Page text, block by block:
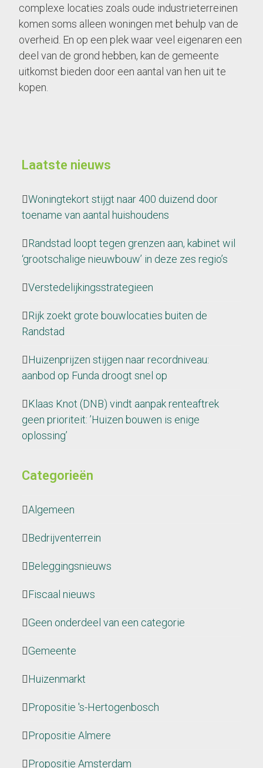
complexe locaties zoals oude industrieterreinen
komen soms alleen woningen met behulp van de
overheid. En op een plek waar veel eigenaren een
deel van de grond hebben, kan de gemeente
uitkomst bieden door een aantal van hen uit te
kopen.
Laatste nieuws
Woningtekort stijgt naar 400 duizend door
toename van aantal huishoudens
Randstad loopt tegen grenzen aan, kabinet wil
‘grootschalige nieuwbouw’ in deze zes regio’s
Verstedelijkingsstrategieen
Rijk zoekt grote bouwlocaties buiten de
Randstad
Huizenprijzen stijgen naar recordniveau:
aanbod op Funda droogt snel op
Klaas Knot (DNB) vindt aanpak renteaftrek
geen prioriteit: ’Huizen bouwen is enige
oplossing’
Categorieën
Algemeen
Bedrijventerrein
Beleggingsnieuws
Fiscaal nieuws
Geen onderdeel van een categorie
Gemeente
Huizenmarkt
Propositie 's-Hertogenbosch
Propositie Almere
Propositie Amsterdam